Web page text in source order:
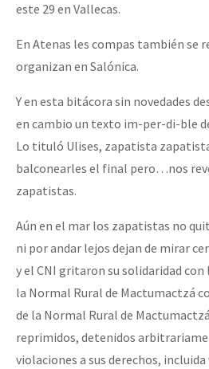
este 29 en Vallecas.
En Atenas les compas también se
organizan en Salónica.
Y en esta bitácora sin novedades
en cambio un texto im-per-di-ble
Lo tituló Ulises, zapatista
balconearles el final pero…nos
zapatistas.
Aún en el mar los zapatistas no
ni por andar lejos dejan de mirar
y el CNI gritaron su solidaridad con
la Normal Rural de Mactumactzá
de la Normal Rural de
reprimidos, detenidos
violaciones a sus derechos, incluida